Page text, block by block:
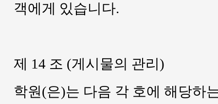
객에게 있습니다.
제 14 조 (게시물의 관리)
학원(은)는 다음 각 호에 해당하